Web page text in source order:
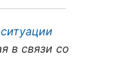
в связи со